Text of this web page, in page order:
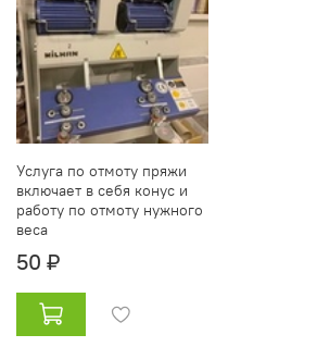
Услуга по отмоту пряжи
включает в себя конус и
работу по отмоту нужного
веса
50 ₽